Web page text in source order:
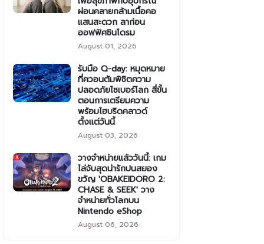
ผ่อนคลายกล้ามเนื้อคอ
แสนสะดวก ลาก่อน
ออฟฟิศซินโดรม
August 01, 2026
รับมือ Q-day: หมุดหมาย
ที่ควอนตัมพิชิตความ
ปลอดภัยไซเบอร์โลก สี่ขั้น
ตอนการเตรียมความ
พร้อมไฮบริดคลาวด์
ตั้งแต่วันนี้
August 03, 2026
วางจำหน่ายแล้ววันนี้: เกม
ไล่จับสุดน่ารักปนสยอง
ขวัญ 'OBAKEIDORO 2:
CHASE & SEEK' วาง
จำหน่ายทั่วโลกบน
Nintendo eShop
August 06, 2026